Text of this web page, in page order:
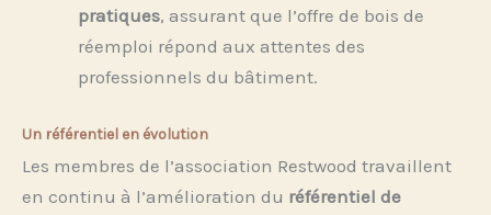
pratiques, assurant que l’offre de bois de
réemploi répond aux attentes des
professionnels du bâtiment.
Un référentiel en évolution
Les membres de l’association Restwood travaillent
en continu à l’amélioration du référentiel de